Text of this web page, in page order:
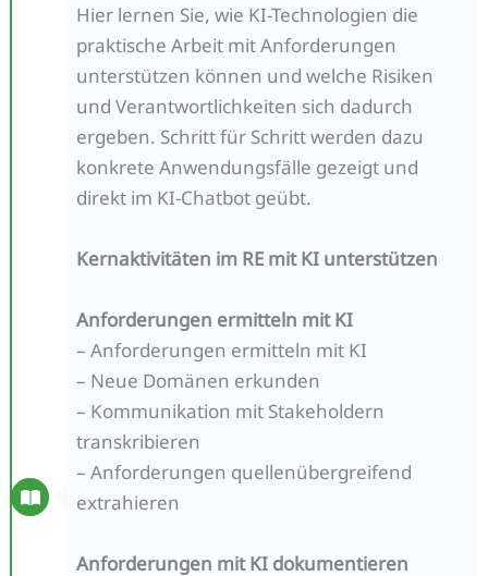
Hier lernen Sie, wie KI-Technologien die
praktische Arbeit mit Anforderungen
unterstützen können und welche Risiken
und Verantwortlichkeiten sich dadurch
ergeben. Schritt für Schritt werden dazu
konkrete Anwendungsfälle gezeigt und
direkt im KI-Chatbot geübt.
Kernaktivitäten im RE mit KI unterstützen
Anforderungen ermitteln mit KI
– Anforderungen ermitteln mit KI
– Neue Domänen erkunden
– Kommunikation mit Stakeholdern
transkribieren
– Anforderungen quellenübergreifend
extrahieren
Anforderungen mit KI dokumentieren